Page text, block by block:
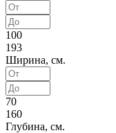
100
193
Ширина, см.
70
160
Глубина, см.